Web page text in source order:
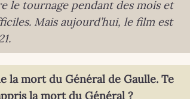
le tournage pendant des mois et
Mais aujourd’hui, le film est
la mort du Général de Gaulle. Te
la mort du Général ?